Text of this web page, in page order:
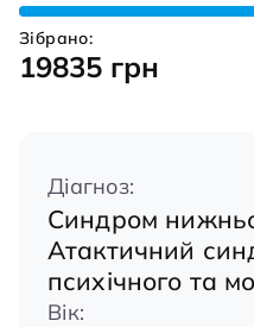
Зібрано:
19835 грн
Діагноз:
Синдром
Атактичний
психічного та
Вік: